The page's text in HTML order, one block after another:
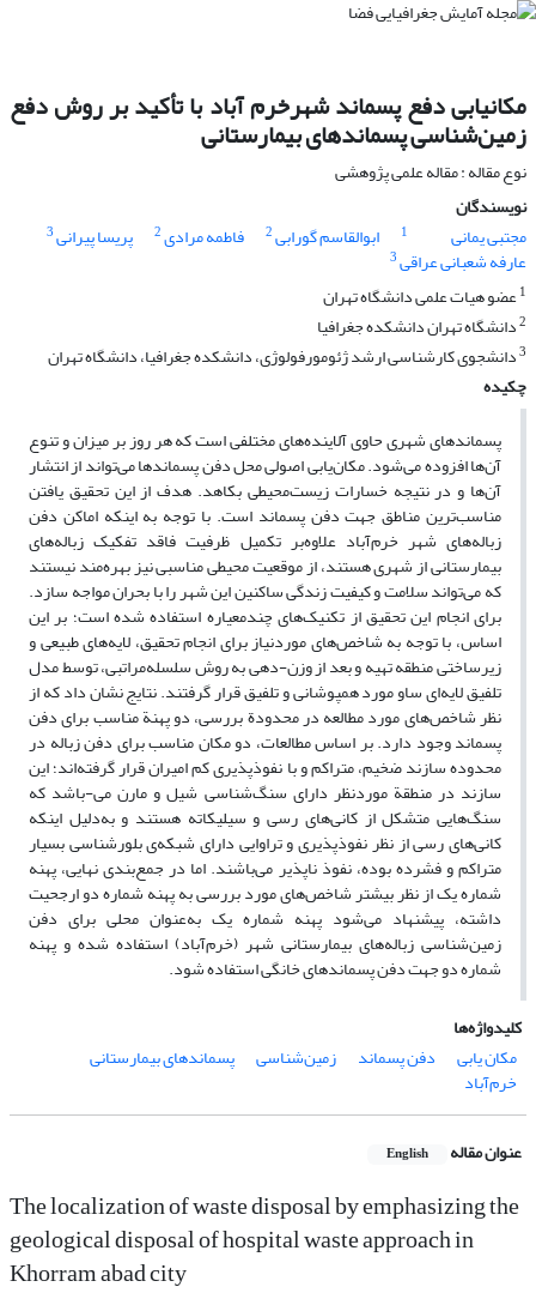
مکانیابی دفع پسماند شهرخرم آباد با تأکید بر روش دفع
زمین‌شناسی پسماند‌های بیمارستانی
نوع مقاله : مقاله علمی پژوهشی
نویسندگان
مجتبی یمانی
1 ابوالقاسم گورابی2 فاطمه مرادی2 پریسا پیرانی3
عارفه شعبانی عراقی3
1عضو هیات علمی دانشگاه تهران
2دانشگاه تهران دانشکده جغرافیا
3دانشجوی کارشناسی ارشد ژئومورفولوژی، دانشکده جغرافیا، دانشگاه تهران
چکیده
پسماندهای شهری حاوی آلاینده‌های مختلفی است که هر روز بر میزان و تنوع
آن‌ها افزوده می‌شود. مکان‌یابی اصولی محل دفن پسماند‌ها می‌تواند از انتشار
آن‌ها و در نتیجه خسارات زیست‌محیطی بکاهد. هدف از این تحقیق یافتن
مناسب‌ترین مناطق جهت دفن پسماند است. با توجه به اینکه اماکن دفن
زباله‌های شهر خرم‌آباد علاوه‌بر تکمیل ظرفیت فاقد تفکیک زباله‌های
بیمارستانی از شهری هستند، از موقعیت محیطی مناسبی نیز بهره‌مند نیستند
که می‌تواند سلامت و کیفیت زندگی ساکنین این شهر را با بحران مواجه سازد.
برای انجام این تحقیق از تکنیک‌های چندمعیاره استفاده شده است؛ بر این
اساس، با توجه به شاخص‌های مورد‌نیاز برای انجام تحقیق، لایه‌های طبیعی و
زیرساختی منطقه تهیه و بعد از وزن-دهی به روش سلسله‌مراتبی، توسط مدل
تلفیق لایه‌ای ساو مورد همپوشانی و تلفیق قرار گرفتند. نتایج نشان داد که از
نظر شاخص‌های مورد مطالعه در محدودة بررسی، دو پهنة مناسب برای دفن
پسماند وجود دارد. بر اساس مطالعات، دو مکان مناسب برای دفن زباله در
محدوده سازند ضخیم، متراکم و با نفوذپذیری کم امیران قرار گرفته‌اند؛ این
سازند در منطقة موردنظر دارای سنگ‌شناسی شیل و مارن می-باشد که
سنگ‌هایی متشکل از کانی‌های رسی و سیلیکاته هستند و به‌دلیل اینکه
کانی‌های رسی از نظر نفوذپذیری و تراوایی دارای شبکه‌ی بلورشناسی بسیار
متراکم و فشرده بوده، نفوذ ناپذیر می‌باشند. اما در جمع‌بندی نهایی، پهنه
شماره یک از نظر بیشتر شاخص‌های مورد ‌بررسی به پهنه شماره دو ارجحیت
داشته، پیشنهاد می‌شود پهنه شماره یک به‌عنوان محلی برای دفن
زمین‌شناسی زباله‌های بیمارستانی شهر (خرم‌آباد) استفاده ‌شده و پهنه
شماره دو جهت دفن پسماندهای خانگی استفاده شود.
کلیدواژه‌ها
مکان یابی
دفن پسماند زمین‌شناسی پسماندهای بیمارستانی
خرم‌آباد
عنوان مقاله English
The localization of waste disposal by emphasizing the
geological disposal of hospital waste approach in
Khorram abad city